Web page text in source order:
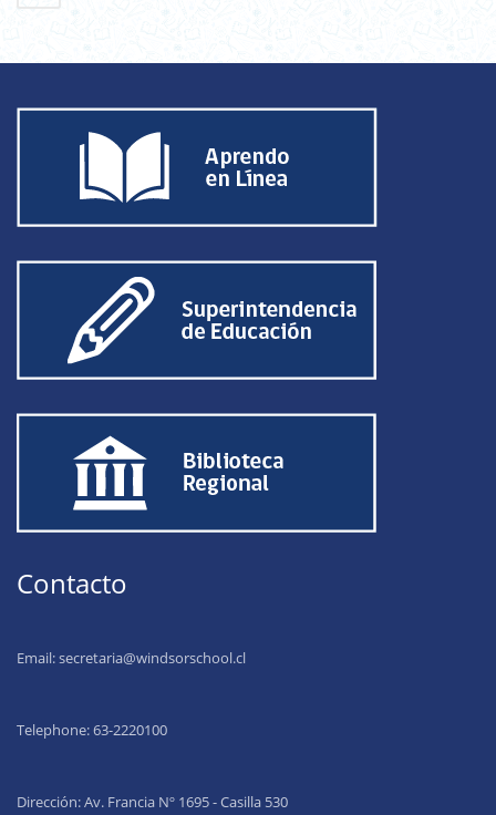
Contacto
Email:secretaria@windsorschool.cl
Telephone: 63-2220100
Dirección: Av. Francia Nº 1695 - Casilla 530